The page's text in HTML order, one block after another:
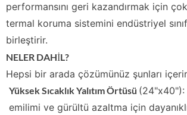
performansını geri kazandırmak için
termal koruma sistemini endüstriyel
birleştirir.
NELER DAHİL?
Hepsi bir arada çözümünüz şunları
Yüksek Sıcaklık Yalıtım Örtüsü (24"x40"):
emilimi ve gürültü azaltma için